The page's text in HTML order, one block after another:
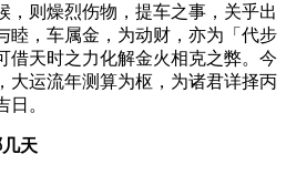
，则燥烈伤物，提车之事，关乎出
睦，车属金，为动财，亦为「代步
借天时之力化解金火相克之弊。今
大运流年测算为枢，为诸君详择丙
。
天